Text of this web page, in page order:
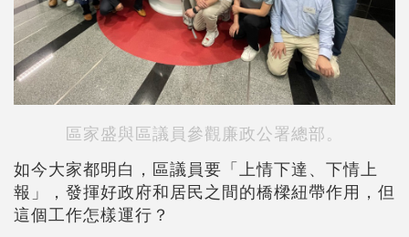
區家盛與區議員參觀廉政公署總部。
如今大家都明白，區議員要「上情下達、下情上
報」，發揮好政府和居民之間的橋樑紐帶作用，但
這個工作怎樣運行？